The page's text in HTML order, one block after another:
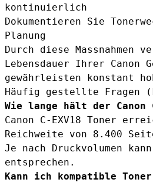
kontinuierlich
Dokumentieren Sie
Planung
Durch diese Massnahmen
Lebensdauer Ihrer Canon
gewährleisten konstant
Häufig gestellte Fragen
Wie lange hält der Canon
Canon C-EXV18 Toner
Reichweite von 8.400
Je nach Druckvolumen
entsprechen.
Kann ich kompatible